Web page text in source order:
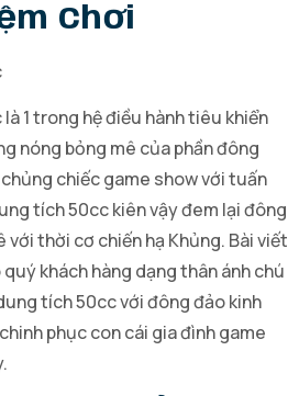
Chơi
1 trong hệ điều hành tiêu khiển
nóng bỏng mê của phần đông
chiếc game show với tuấn
tích 50cc kiên vậy đem lại đông
thời cơ chiến hạ Khủng. Bài viết
khách hàng dạng thân ánh chú
tích 50cc với đông đảo kinh
phục con cái gia đình game